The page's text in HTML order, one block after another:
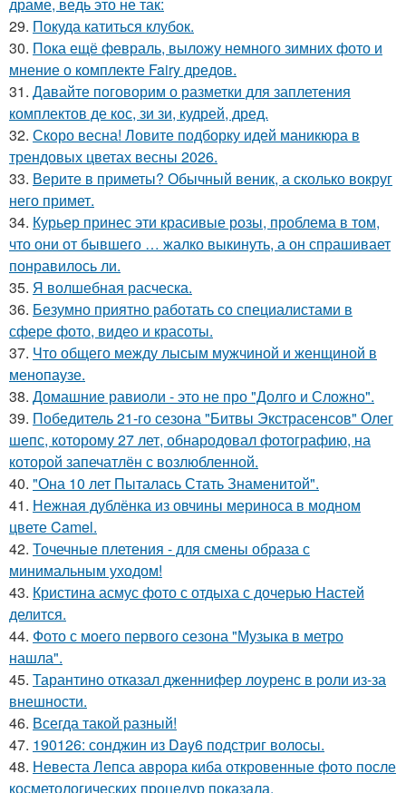
29. Покуда катиться клубок.
30. Пока ещё февраль, выложу немного зимних фото и
мнение о комплекте Fairy дредов.
31. Давайте поговорим о разметки для заплетения
комплектов де кос, зи зи, кудрей, дред.
32. Скоро весна! Ловите подборку идей маникюра в
трендовых цветах весны 2026.
33. Верите в приметы? Обычный веник, а сколько вокруг
него примет.
34. Курьер принес эти красивые розы, проблема в том,
что они от бывшего … жалко выкинуть, а он спрашивает
понравилось ли.
35. Я волшебная расческа.
36. Безумно приятно работать со специалистами в
сфере фото, видео и красоты.
37. Что общего между лысым мужчиной и женщиной в
менопаузе.
38. Домашние равиоли - это не про "Долго и Сложно".
39. Победитель 21-го сезона "Битвы Экстрасенсов" Олег
шепс, которому 27 лет, обнародовал фотографию, на
которой запечатлён с возлюбленной.
40. "Она 10 лет Пыталась Стать Знаменитой".
41. Нежная дублёнка из овчины мериноса в модном
цвете Camel.
42. Точечные плетения - для смены образа с
минимальным уходом!
43. Кристина асмус фото с отдыха с дочерью Настей
делится.
44. Фото с моего первого сезона "Музыка в метро
нашла".
45. Тарантино отказал дженнифер лоуренс в роли из-за
внешности.
46. Всегда такой разный!
47. 190126: сонджин из Day6 подстриг волосы.
48. Невеста Лепса аврора киба откровенные фото после
косметологических процедур показала.